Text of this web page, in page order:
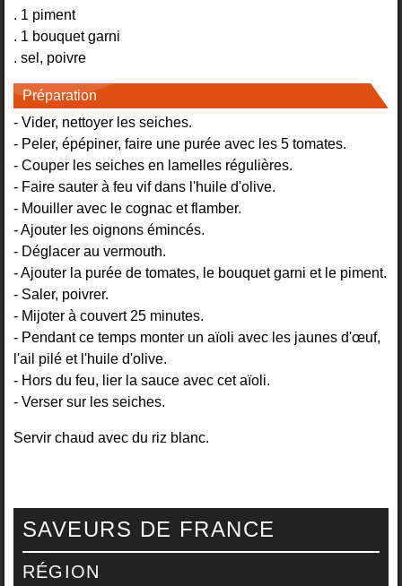
. 1 piment
. 1 bouquet garni
. sel, poivre
Préparation
- Vider, nettoyer les seiches.
- Peler, épépiner, faire une purée avec les 5 tomates.
- Couper les seiches en lamelles régulières.
- Faire sauter à feu vif dans l'huile d'olive.
- Mouiller avec le cognac et flamber.
- Ajouter les oignons émincés.
- Déglacer au vermouth.
- Ajouter la purée de tomates, le bouquet garni et le piment.
- Saler, poivrer.
- Mijoter à couvert 25 minutes.
- Pendant ce temps monter un aïoli avec les jaunes d'œuf,
l'ail pilé et l'huile d'olive.
- Hors du feu, lier la sauce avec cet aïoli.
- Verser sur les seiches.
Servir chaud avec du riz blanc.
SAVEURS DE FRANCE
RÉGION